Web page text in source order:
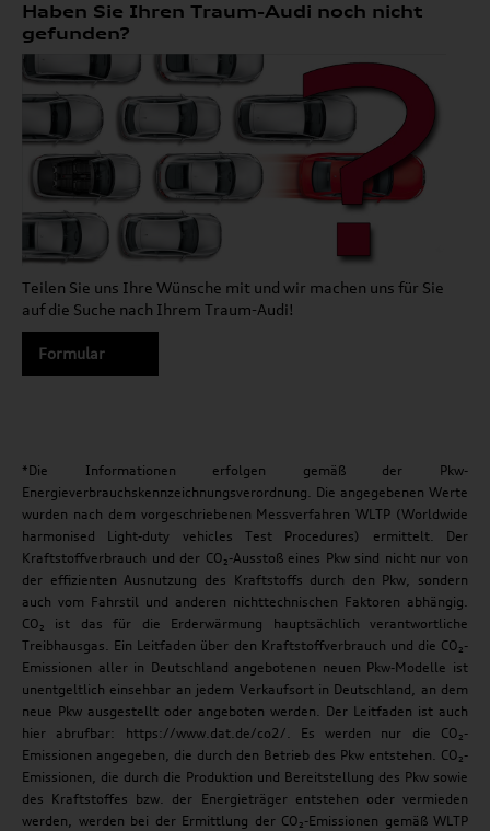
Haben Sie Ihren Traum-Audi noch nicht
gefunden?
Teilen Sie uns Ihre Wünsche mit und wir machen uns für Sie
auf die Suche nach Ihrem Traum-Audi!
Formular
*Die Informationen erfolgen gemäß der Pkw-
Energieverbrauchskennzeichnungsverordnung. Die angegebenen Werte
wurden nach dem vorgeschriebenen Messverfahren WLTP (Worldwide
harmonised Light-duty vehicles Test Procedures) ermittelt. Der
Kraftstoffverbrauch und der CO₂-Ausstoß eines Pkw sind nicht nur von
der effizienten Ausnutzung des Kraftstoffs durch den Pkw, sondern
auch vom Fahrstil und anderen nichttechnischen Faktoren abhängig.
CO₂ ist das für die Erderwärmung hauptsächlich verantwortliche
Treibhausgas. Ein Leitfaden über den Kraftstoffverbrauch und die CO₂-
Emissionen aller in Deutschland angebotenen neuen Pkw-Modelle ist
unentgeltlich einsehbar an jedem Verkaufsort in Deutschland, an dem
neue Pkw ausgestellt oder angeboten werden. Der Leitfaden ist auch
hier abrufbar: https://www.dat.de/co2/. Es werden nur die CO₂-
Emissionen angegeben, die durch den Betrieb des Pkw entstehen. CO₂-
Emissionen, die durch die Produktion und Bereitstellung des Pkw sowie
des Kraftstoffes bzw. der Energieträger entstehen oder vermieden
werden, werden bei der Ermittlung der CO₂-Emissionen gemäß WLTP